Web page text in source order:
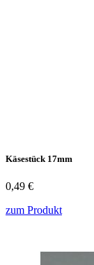
Käsestück 17mm
0,49 €
zum Produkt